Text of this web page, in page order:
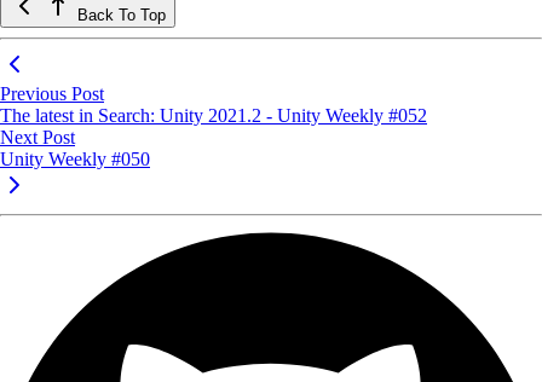
Back To Top
Previous Post
The latest in Search: Unity 2021.2 - Unity Weekly #052
Next Post
Unity Weekly #050